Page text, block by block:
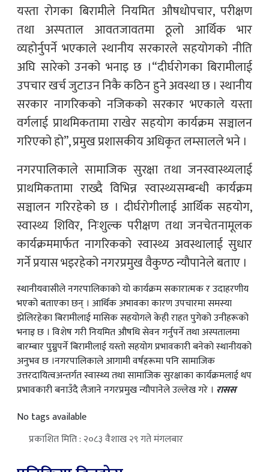
यस्ता रोगका बिरामीले नियमित औषधोपचार, परीक्षण
तथा अस्पताल आवतजावतमा ठूलो आर्थिक भार
व्यहोर्नुपर्ने भएकाले स्थानीय सरकारले सहयोगको नीति
अघि सारेको उनको भनाइ छ ।“दीर्घरोगका बिरामीलाई
उपचार खर्च जुटाउन निकै कठिन हुने अवस्था छ । स्थानीय
सरकार नागरिकको नजिकको सरकार भएकाले यस्ता
वर्गलाई प्राथमिकतामा राखेर सहयोग कार्यक्रम सञ्चालन
गरिएको हो”, प्रमुख प्रशासकीय अधिकृत लम्सालले भने ।
नगरपालिकाले सामाजिक सुरक्षा तथा जनस्वास्थ्यलाई
प्राथमिकतामा राख्दै विभिन्न स्वास्थ्यसम्बन्धी कार्यक्रम
सञ्चालन गरिरहेको छ । दीर्घरोगीलाई आर्थिक सहयोग,
स्वास्थ्य शिविर, निःशुल्क परीक्षण तथा जनचेतनामूलक
कार्यक्रममार्फत नागरिकको स्वास्थ्य अवस्थालाई सुधार
गर्ने प्रयास भइरहेको नगरप्रमुख वैकुण्ठ न्यौपानेले बताए ।
स्थानीयवासीले नगरपालिकाको यो कार्यक्रम सकारात्मक र उदाहरणीय
भएको बताएका छन् । आर्थिक अभावका कारण उपचारमा समस्या
झेलिरहेका बिरामीलाई मासिक सहयोगले केही राहत पुगेको उनीहरूको
भनाइ छ । विशेष गरी नियमित औषधि सेवन गर्नुपर्ने तथा अस्पतालमा
बारम्बार पुग्नुपर्ने बिरामीलाई यस्तो सहयोग प्रभावकारी बनेको स्थानीयको
अनुभव छ ।नगरपालिकाले आगामी वर्षहरूमा पनि सामाजिक
उत्तरदायित्वअन्तर्गत स्वास्थ्य तथा सामाजिक सुरक्षाका कार्यक्रमलाई थप
प्रभावकारी बनाउँदै लैजाने नगरप्रमुख न्यौपानेले उल्लेख गरे । रासस
No tags available
प्रकाशित मिति : २०८३ वैशाख २९ गते मंगलबार